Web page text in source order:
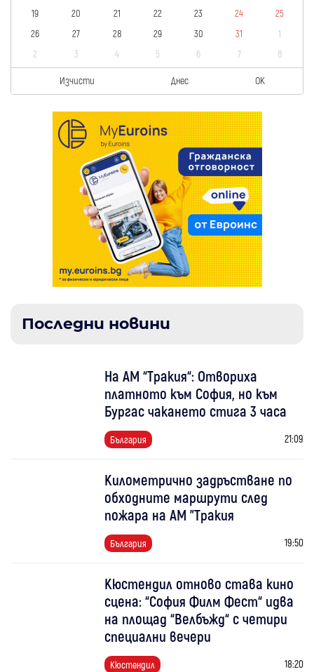
19 20 21 22 23 24
25
26
27 28 29 30 31
1
2
3 4 5 6 7 8
Изчисти Днес OK
Последни новини
На АМ “Тракия“: Отвориха
платното към София, но към
Бургас чакането стига 3 часа
България 21:09
Километрично задръстване по
обходните маршрути след
пожара на АМ "Тракия
България 19:50
Кюстендил отново става кино
сцена: “София Филм Фест“ идва
на площад “Велбъжд“ с четири
специални вечери
Кюстендил 18:20